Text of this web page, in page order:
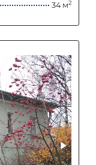
5 690 000
заявку